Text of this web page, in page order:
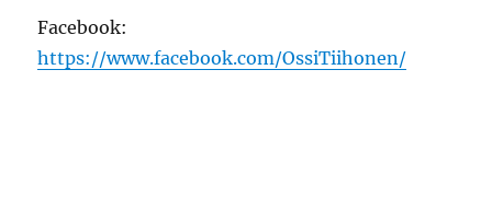
Facebook:
https://www.facebook.com/OssiTiihonen/